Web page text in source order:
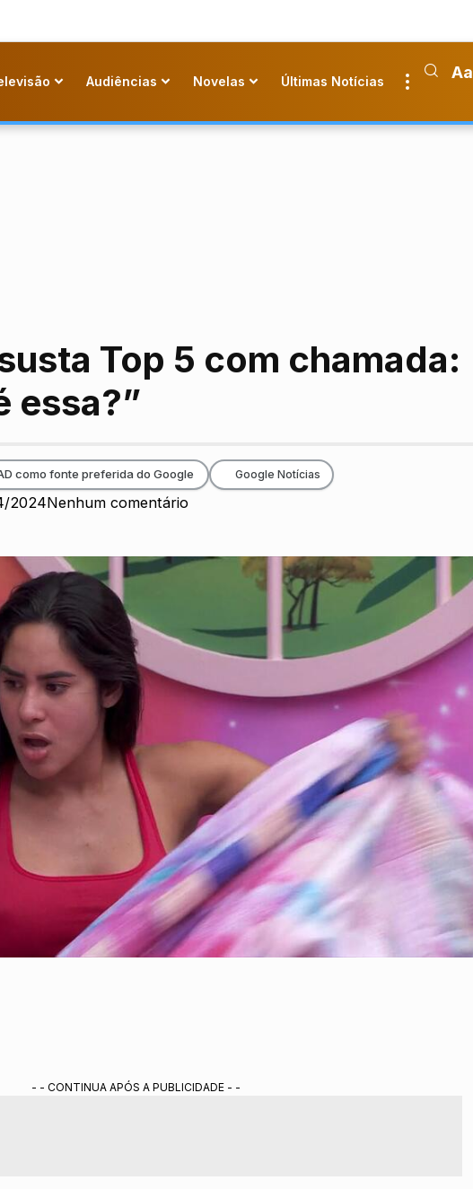
Audiências Novelas Últimas Notícias Aa
Top 5 com chamada:
essa?”
2024Nenhum comentário
como fonte preferida do Google Google Notícias
- - CONTINUA APÓS A PUBLICIDADE - -